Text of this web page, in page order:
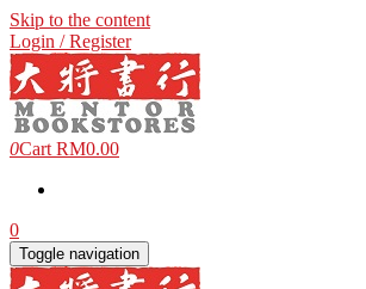
Skip to the content
Login / Register
0Cart RM0.00
0
Toggle navigation